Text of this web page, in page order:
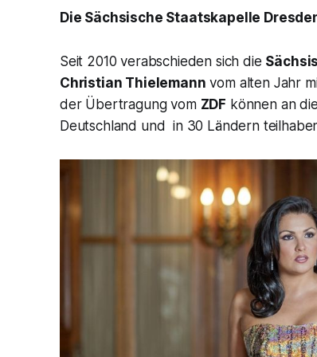
Die Sächsische Staatskapelle
Seit 2010 verabschieden sich die
Christian Thielemann vom alten Jahr
der Übertragung vom ZDF können an
Deutschland und in 30 Ländern